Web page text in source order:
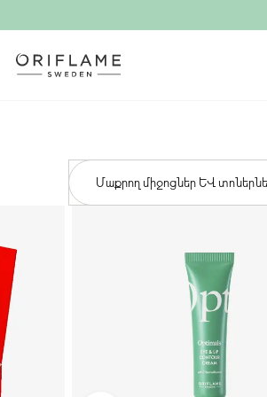
Մաքրող միջոցներ և